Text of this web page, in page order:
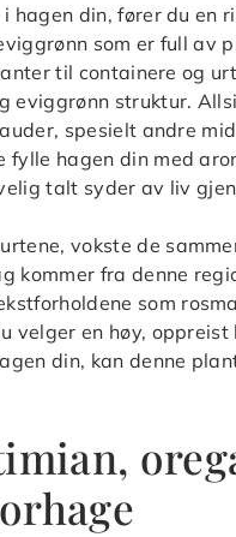
hagen din, fører du en
som er full av
til containere og
eviggrønn struktur.
spesielt andre
fylle hagen din med
talt syder av liv
vokste de
kommer fra denne
som
velger en høy,
din, kan denne